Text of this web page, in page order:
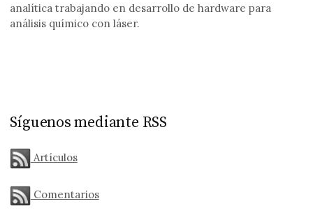
analítica trabajando en desarrollo de hardware para
análisis químico con láser.
Síguenos mediante RSS
Artículos
Comentarios